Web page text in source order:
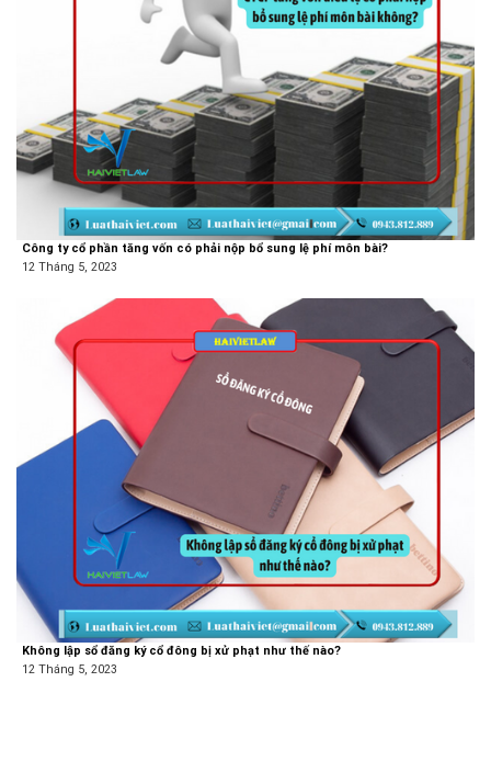
Công ty cổ phần tăng vốn có phải nộp bổ sung lệ phí môn bài?
12 Tháng 5, 2023
Không lập sổ đăng ký cổ đông bị xử phạt như thế nào?
12 Tháng 5, 2023